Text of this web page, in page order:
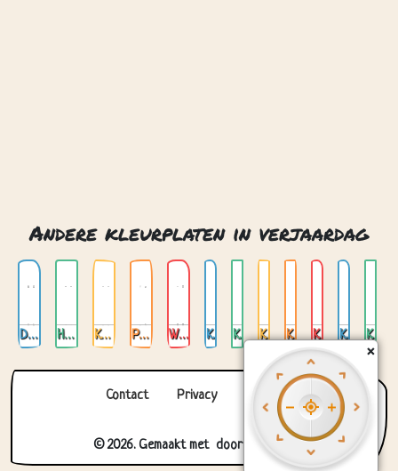
Andere kleurplaten in verjaardag
Dinosaurussen Honden Katten Paarden Wilde dieren Kameleon Katje Koe Koi karper Konijn Krab Kudde 01
Contact Privacy Over ons
© 2026. Gemaakt met door Zygomatic .
×